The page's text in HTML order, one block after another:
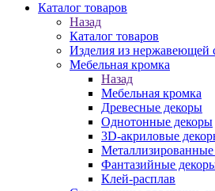
Каталог товаров
Назад
Каталог товаров
Изделия из нержавеющей
Мебельная кромка
Назад
Мебельная кромка
Древесные декоры
Однотонные декоры
3D-акриловые
Фантазийные
Клей-расплав